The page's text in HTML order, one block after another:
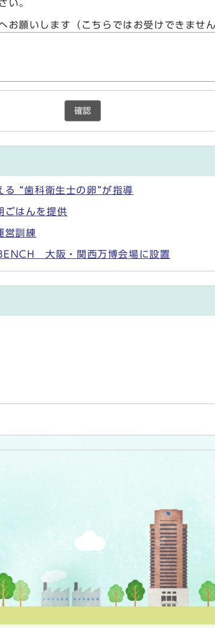
い。
お願いします（こちらではお受けできませ
確認
“歯科衛生士の卵”が指導
はんを提供
訓練
大阪・関西万博会場に設置